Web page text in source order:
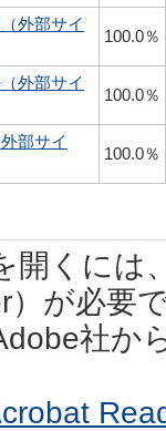
外部サイ
100.0％
外部サイ
100.0％
部サイ
100.0％
開くには
）が必要
社か